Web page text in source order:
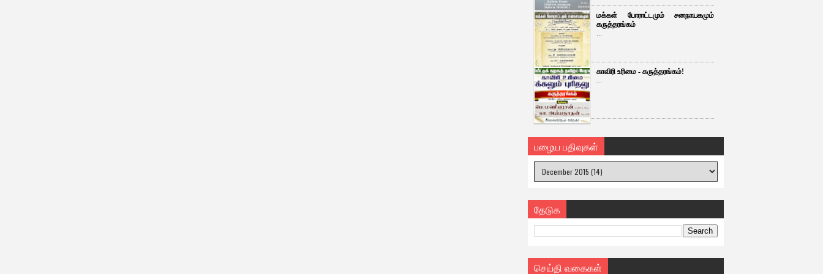
மக்கள் போராட்டமும் சனநாயகமும்
கருத்தரங்கம்
...
காவிரி உரிமை - கருத்தரங்கம்!
...
பழைய பதிவுகள்
தேடுக
செய்தி வகைகள்